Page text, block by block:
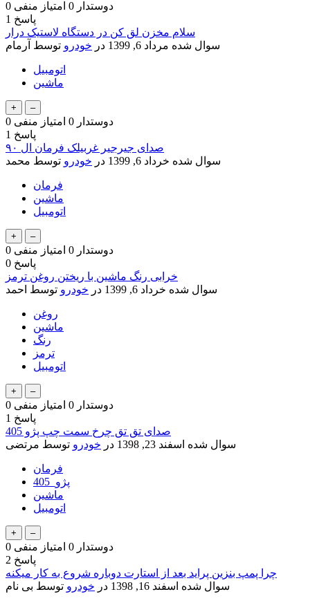
0 دوستدار 0 امتیاز منفی
1 پاسخ
سلام مخزن لق کن در دستگاه لاستیک درار
سوال شده مرداد 6, 1399 در خودرو توسط آرمام
اتومبیل
ماشین
0 دوستدار 0 امتیاز منفی
1 پاسخ
صدای جیرجیر غربیلک فرمان ال ۹۰
سوال شده خرداد 6, 1399 در خودرو توسط محمد
فرمان
ماشین
اتومبیل
0 دوستدار 0 امتیاز منفی
0 پاسخ
خرابی رنگ ماشین با ریختن روغن ترمز
سوال شده خرداد 6, 1399 در خودرو توسط احمد
روغن
ماشین
رنگ
ترمز
اتومبیل
0 دوستدار 0 امتیاز منفی
1 پاسخ
صدای تق تق چرخ سمت چپ پژو 405
سوال شده اسفند 23, 1398 در خودرو توسط مرتضی
فرمان
پژو_405
ماشین
اتومبیل
0 دوستدار 0 امتیاز منفی
2 پاسخ
چرا پمپ بنزین پراید بعد از استارت دوباره شروع به کار میکنه
سوال شده اسفند 16, 1398 در خودرو توسط بی نام